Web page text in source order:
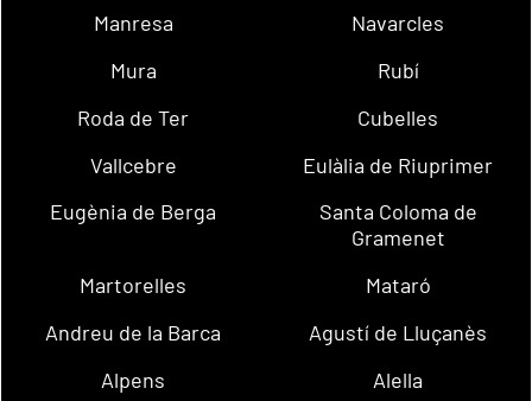
Manresa
Navarcles
Mura
Rubí
Roda de Ter
Cubelles
Vallcebre
Eulàlia de Riuprimer
Eugènia de Berga
Santa Coloma de
Gramenet
Martorelles
Mataró
Andreu de la Barca
Agustí de Lluçanès
Alpens
Alella